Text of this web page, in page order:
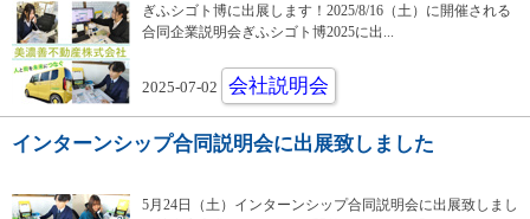
ぎふシゴト博に出展します！2025/8/16（土）に開催される
合同企業説明会ぎふシゴト博2025に出...
2025-07-02 会社説明会
インターンシップ合同説明会に出展致しました
5月24日（土）インターンシップ合同説明会に出展致しまし